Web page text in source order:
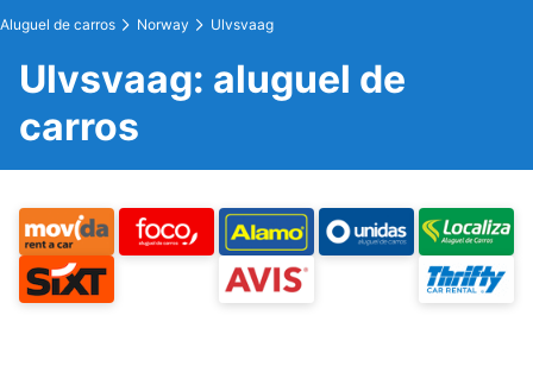
Aluguel de carros Norway Ulvsvaag
Ulvsvaag: aluguel de
carros